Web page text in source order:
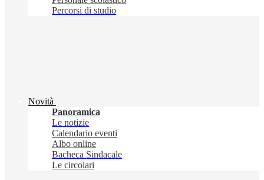
Percorsi di studio
Novità
Panoramica
Le notizie
Calendario eventi
Albo online
Bacheca Sindacale
Le circolari